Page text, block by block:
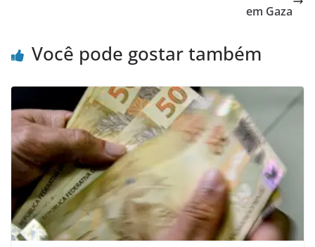
em Gaza
Você pode gostar também